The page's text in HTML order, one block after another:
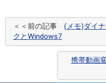
＜＜前の記事 (メモ)ダイ
クとWindows7
携帯動画